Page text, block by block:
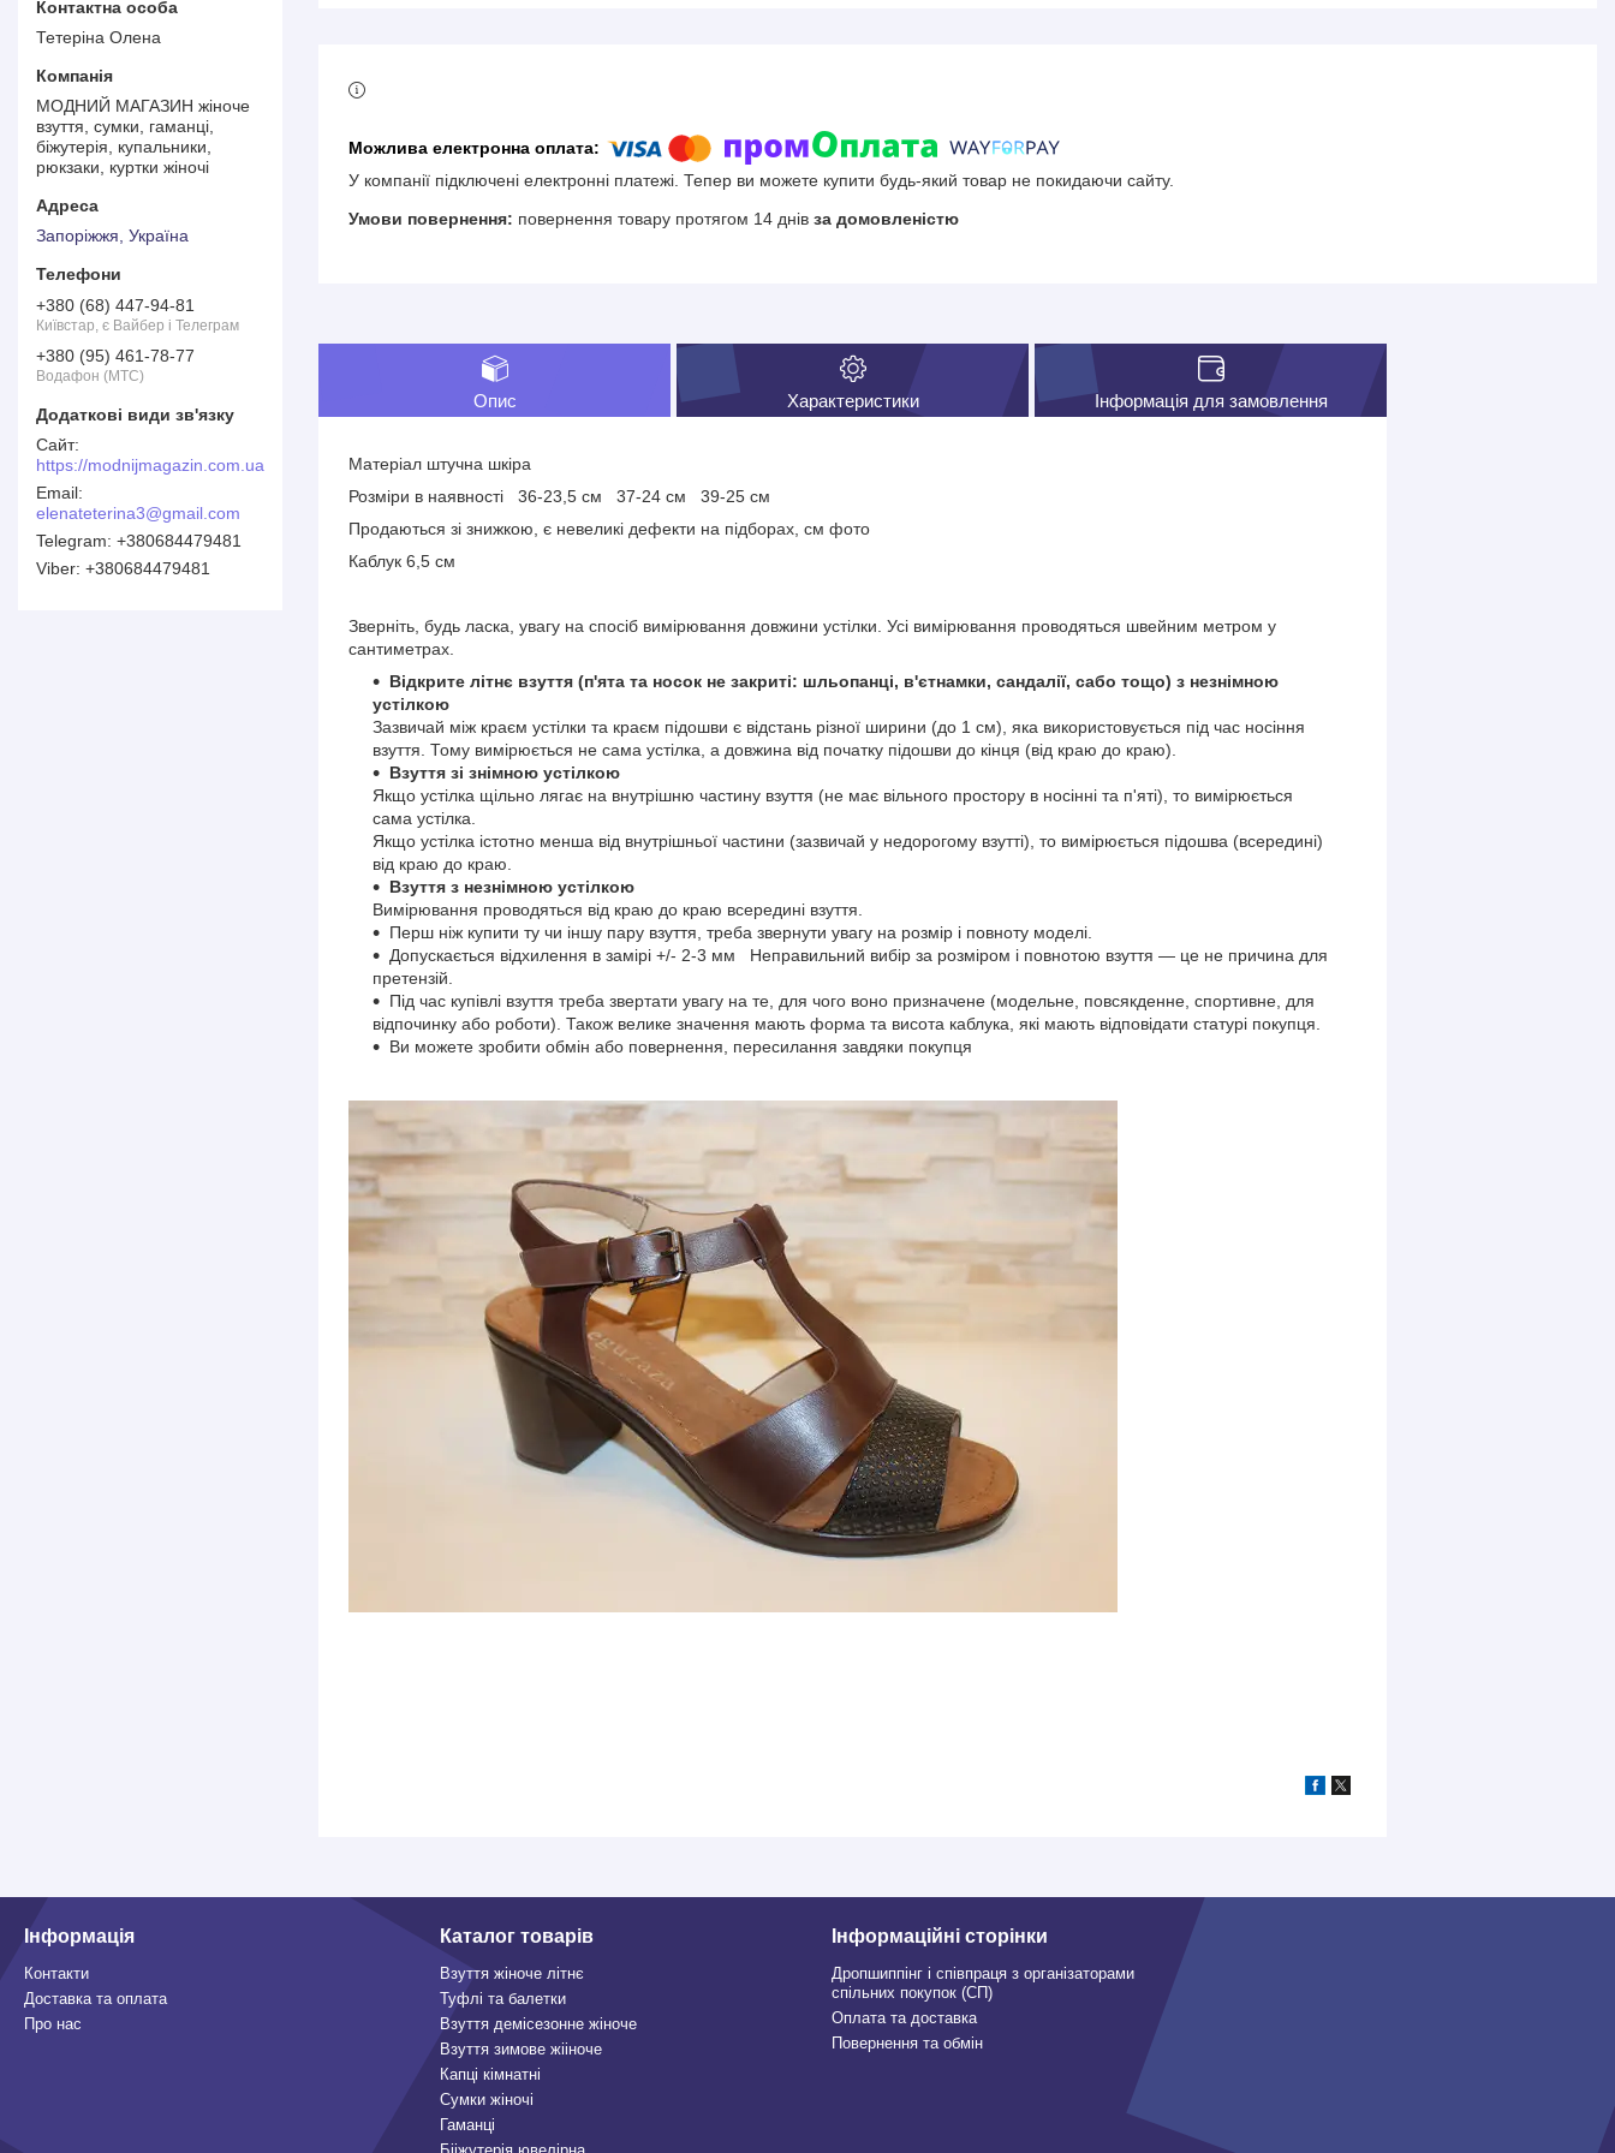
У компанії підключені електронні платежі. Тепер ви можете купити будь-який товар не покидаючи сайту.
повернення товару протягом 14 днів за домовленістю
Опис Характеристики Інформація для замовлення
Матеріал штучна шкіра
Розміри в наявності 36-23,5 см 37-24 см 39-25 см
Продаються зі знижкою, є невеликі дефекти на підборах, см фото
Каблук 6,5 см
Зверніть, будь ласка, увагу на спосіб вимірювання довжини устілки. Усі вимірювання проводяться швейним метром у
сантиметрах.
Відкрите літнє взуття (п'ята та носок не закриті: шльопанці, в'єтнамки, сандалії, сабо тощо) з незнімною
устілкою
Зазвичай між краєм устілки та краєм підошви є відстань різної ширини (до 1 см), яка використовується під час носіння
взуття. Тому вимірюється не сама устілка, а довжина від початку підошви до кінця (від краю до краю).
Взуття зі знімною устілкою
Якщо устілка щільно лягає на внутрішню частину взуття (не має вільного простору в носінні та п'яті), то вимірюється
сама устілка.
Якщо устілка істотно менша від внутрішньої частини (зазвичай у недорогому взутті), то вимірюється підошва (всередині)
від краю до краю.
Взуття з незнімною устілкою
Вимірювання проводяться від краю до краю всередині взуття.
Перш ніж купити ту чи іншу пару взуття, треба звернути увагу на розмір і повноту моделі.
Допускається відхилення в замірі +/- 2-3 мм Неправильний вибір за розміром і повнотою взуття — це не причина для
претензій.
Під час купівлі взуття треба звертати увагу на те, для чого воно призначене (модельне, повсякденне, спортивне, для
відпочинку або роботи). Також велике значення мають форма та висота каблука, які мають відповідати статурі покупця.
Ви можете зробити обмін або повернення, пересилання завдяки покупця
Тетеріна Олена
МОДНИЙ МАГАЗИН жіноче
взуття, сумки, гаманці,
біжутерія, купальники,
рюкзаки, куртки жіночі
Запоріжжя, Україна
+380 (68) 447-94-81
Київстар, є Вайбер і Телеграм
+380 (95) 461-78-77
Водафон (МТС)
https://modnijmagazin.com.ua
elenateterina3@gmail.com
+380684479481
+380684479481
Інформація
Контакти
Доставка та оплата
Про нас
Каталог товарів
Взуття жіноче літнє
Туфлі та балетки
Взуття демісезонне жіноче
Взуття зимове жііноче
Капці кімнатні
Сумки жіночі
Гаманці
Інформаційні сторінки
Дропшиппінг і співпраця з організаторами
спільних покупок (СП)
Оплата та доставка
Повернення та обмін